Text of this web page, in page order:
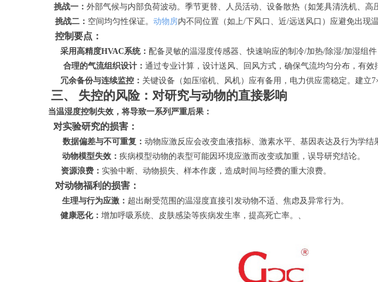
挑战一： 外部气候与内部负荷波动。季节更替、人员活动、设备散热（如笼具清洗机、高
挑战二： 空间均匀性保证。 动物房内不同位置（如上/下风口、近/远送风口）应避免出现
控制要点：
采用高精度HVAC系统： 配备灵敏的温湿度传感器、快速响应的制冷/加热/除湿/加湿组
合理的气流组织设计： 通过专业计算，设计送风、回风方式，确保气流均匀分布，有效
冗余备份与连续监控： 关键设备（如压缩机、风机）应有备用，电力供应需稳定。建立
三、 失控的风险：对研究与动物的直接影响
当温湿度控制失效，将导致一系列严重后果：
对实验研究的损害：
数据偏差与不可重复： 动物应激反应会改变血液指标、激素水平、基因表达及行为学结
动物模型失效： 疾病模型动物的表型可能因环境应激而改变或加重，误导研究结论。
资源浪费： 实验中断、动物损失、样本作废，造成时间与经费的重大浪费。
对动物福利的损害：
生理与行为应激： 超出耐受范围的温湿度直接引发动物不适、焦虑及异常行为。
健康恶化： 增加呼吸系统、皮肤感染等疾病发生率，提高死亡率。 、